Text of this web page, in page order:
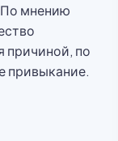
По мнению
причиной, по
привыкание.